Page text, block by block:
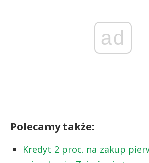
ad
Polecamy także:
Kredyt 2 proc. na zakup